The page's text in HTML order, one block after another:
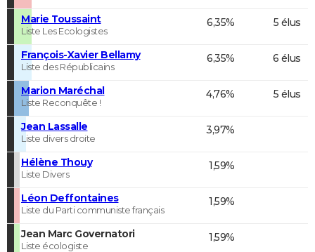
Marie Toussaint
Liste Les Ecologistes
6,35% 5 élus
François-Xavier Bellamy
Liste des Républicains
6,35% 6 élus
Marion Maréchal
Liste Reconquête !
4,76% 5 élus
Jean Lassalle
Liste divers droite
3,97%
Hélène Thouy
Liste Divers
1,59%
Léon Deffontaines
Liste du Parti communiste français
1,59%
Jean Marc Governatori
Liste écologiste
1,59%